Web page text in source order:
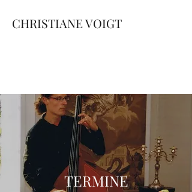
CHRISTIANE VOIGT
TERMINE